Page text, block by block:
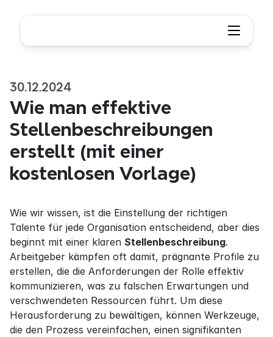
30.12.2024
Wie man effektive
Stellenbeschreibungen
erstellt (mit einer
kostenlosen Vorlage)
Wie wir wissen, ist die Einstellung der richtigen
Talente für jede Organisation entscheidend, aber dies
beginnt mit einer klaren Stellenbeschreibung.
Arbeitgeber kämpfen oft damit, prägnante Profile zu
erstellen, die die Anforderungen der Rolle effektiv
kommunizieren, was zu falschen Erwartungen und
verschwendeten Ressourcen führt. Um diese
Herausforderung zu bewältigen, können Werkzeuge,
die den Prozess vereinfachen, einen signifikanten